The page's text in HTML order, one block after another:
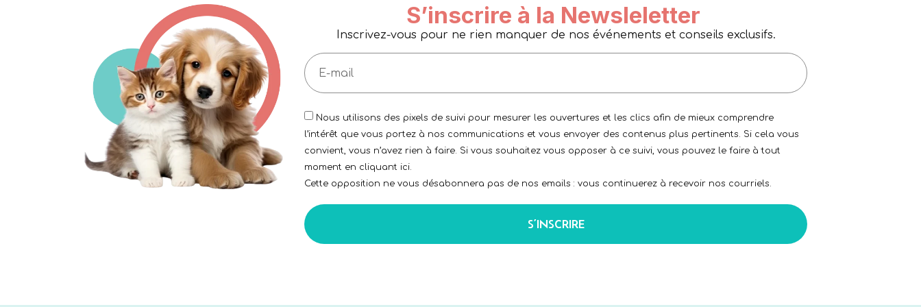
S’inscrire à la Newsleletter
Inscrivez-vous pour ne rien manquer de nos événements et conseils exclusifs.
Nous utilisons des pixels de suivi pour mesurer les ouvertures et les clics afin de mieux comprendre
l’intérêt que vous portez à nos communications et vous envoyer des contenus plus pertinents. Si cela vous
convient, vous n’avez rien à faire. Si vous souhaitez vous opposer à ce suivi, vous pouvez le faire à tout
moment en cliquant ici.
Cette opposition ne vous désabonnera pas de nos emails : vous continuerez à recevoir nos courriels.
S’INSCRIRE